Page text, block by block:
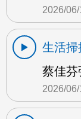
2026/06/
生活掃
蔡佳芬
2026/06/